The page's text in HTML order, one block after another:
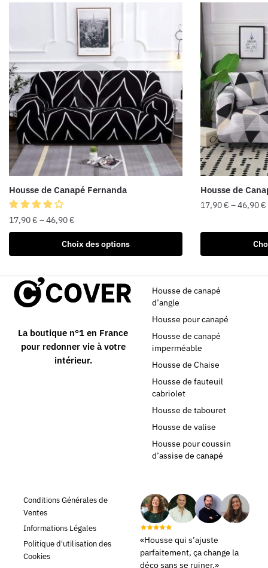
Housse de Canapé Fernanda
17,90€ –46,90€
Choix des options
Housse de
17,90€ –46,90€
La boutique n°1 en France
pour redonner vie à votre
intérieur.
Housse de canapé
d’angle
Housse pour canapé
Housse de canapé
imperméable
Housse de Chaise
Housse de fauteuil
cabriolet
Housse de tabouret
Housse de valise
Housse pour coussin
d’assise de canapé
Conditions Générales de
Ventes
Informations Légales
Politique d'utilisation des
Cookies
«Housse qui s’ajuste
parfaitement, ça change la
déco sans se ruiner.»